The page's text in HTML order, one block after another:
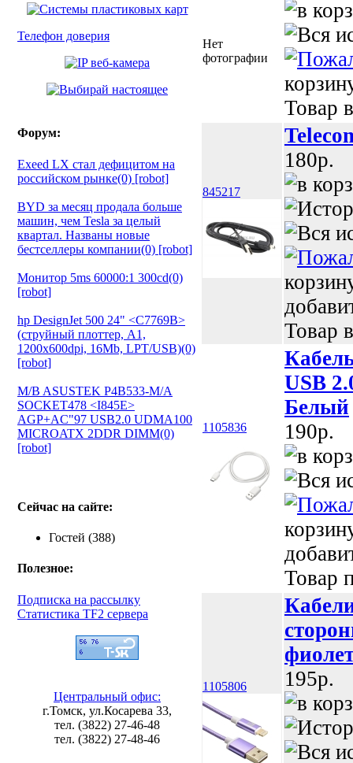
Телефон доверия
Форум:
Exeed LX стал дефицитом на
российском рынке(0) [robot]
BYD за месяц продала больше
машин, чем Tesla за целый
квартал. Названы новые
бестселлеры компании(0) [robot]
Монитор 5ms 60000:1 300cd(0)
[robot]
hp DesignJet 500 24" <C7769B>
(струйный плоттер, A1,
1200х600dpi, 16Mb, LPT/USB)(0)
[robot]
M/B ASUSTEK P4B533-M/A
SOCKET478 <I845E>
AGP+AC"97 USB2.0 UDMA100
MICROATX 2DDR DIMM(0)
[robot]
Сейчас на сайте:
Гостей (388)
Полезное:
Подписка на рассылку
Статистика TF2 сервера
Центральный офис:
г.Томск, ул.Косарева 33,
тел. (3822) 27-46-48
тел. (3822) 27-48-46
Нет
фотографии
Товар
845217
180p.
Товар
1105836
USB
Белый
190p.
Товар
1105806
195p.